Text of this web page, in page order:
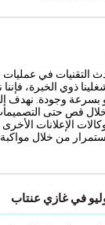
التقنيات في
ذوي الخبرة، فإننا
بسرعة وجودة . نهدف
قص حتى
الإعلانات الأخرى
من خلال مواكبة
في غازي عنتاب